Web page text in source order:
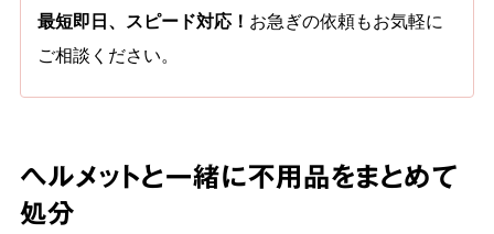
最短即日、スピード対応！ お急ぎの依頼もお気軽に
ご相談ください。
ヘルメットと一緒に不用品をまとめて
処分